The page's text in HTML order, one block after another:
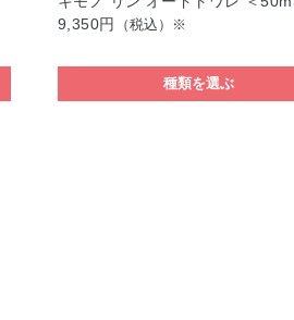
9,350円
（税込）※
種類を選ぶ